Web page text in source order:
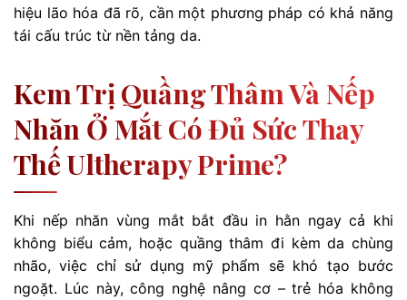
hiệu lão hóa đã rõ, cần một phương pháp có khả năng
tái cấu trúc từ nền tảng da.
Kem Trị Quầng Thâm Và Nếp
Nhăn Ở Mắt Có Đủ Sức Thay
Thế Ultherapy Prime?
Khi nếp nhăn vùng mắt bắt đầu in hằn ngay cả khi
không biểu cảm, hoặc quầng thâm đi kèm da chùng
nhão, việc chỉ sử dụng mỹ phẩm sẽ khó tạo bước
ngoặt. Lúc này, công nghệ nâng cơ – trẻ hóa không